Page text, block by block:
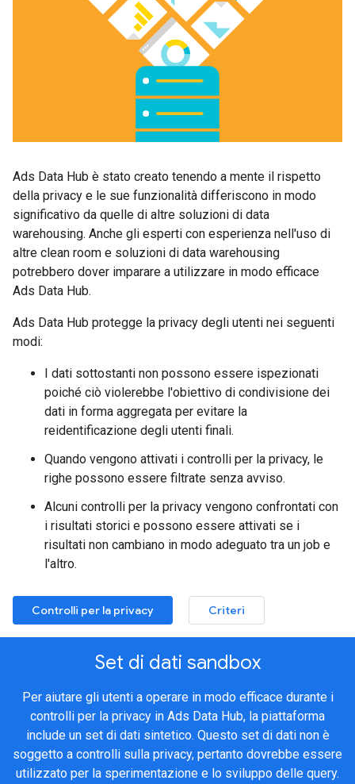
Ads Data Hub è stato creato tenendo a mente il rispetto
della privacy e le sue funzionalità differiscono in modo
significativo da quelle di altre soluzioni di data
warehousing. Anche gli esperti con esperienza nell'uso di
altre clean room e soluzioni di data warehousing
potrebbero dover imparare a utilizzare in modo efficace
Ads Data Hub.
Ads Data Hub protegge la privacy degli utenti nei seguenti
modi:
I dati sottostanti non possono essere ispezionati
poiché ciò violerebbe l'obiettivo di condivisione dei
dati in forma aggregata per evitare la
reidentificazione degli utenti finali.
Quando vengono attivati i controlli per la privacy, le
righe possono essere filtrate senza avviso.
Alcuni controlli per la privacy vengono confrontati con
i risultati storici e possono essere attivati se i
risultati non cambiano in modo adeguato tra un job e
l'altro.
Controlli per la privacy Criteri
Set di dati sandbox
Per aiutare gli utenti a operare in modo efficace durante i
controlli per la privacy in Ads Data Hub, la piattaforma
include un set di dati sintetico. Questo set di dati non è
soggetto a controlli sulla privacy, pertanto dovrebbe essere
utilizzato per la sperimentazione e lo sviluppo delle query.